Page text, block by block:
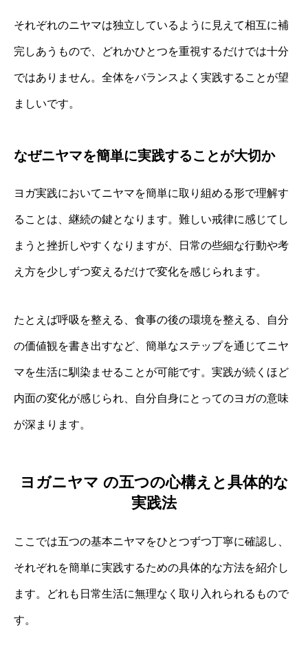
それぞれのニヤマは独立しているように見えて相互に補
完しあうもので、どれかひとつを重視するだけでは十分
ではありません。全体をバランスよく実践することが望
ましいです。
なぜニヤマを簡単に実践することが大切か
ヨガ実践においてニヤマを簡単に取り組める形で理解す
ることは、継続の鍵となります。難しい戒律に感じてし
まうと挫折しやすくなりますが、日常の些細な行動や考
え方を少しずつ変えるだけで変化を感じられます。
たとえば呼吸を整える、食事の後の環境を整える、自分
の価値観を書き出すなど、簡単なステップを通じてニヤ
マを生活に馴染ませることが可能です。実践が続くほど
内面の変化が感じられ、自分自身にとってのヨガの意味
が深まります。
ヨガニヤマ の五つの心構えと具体的な
実践法
ここでは五つの基本ニヤマをひとつずつ丁寧に確認し、
それぞれを簡単に実践するための具体的な方法を紹介し
ます。どれも日常生活に無理なく取り入れられるもので
す。